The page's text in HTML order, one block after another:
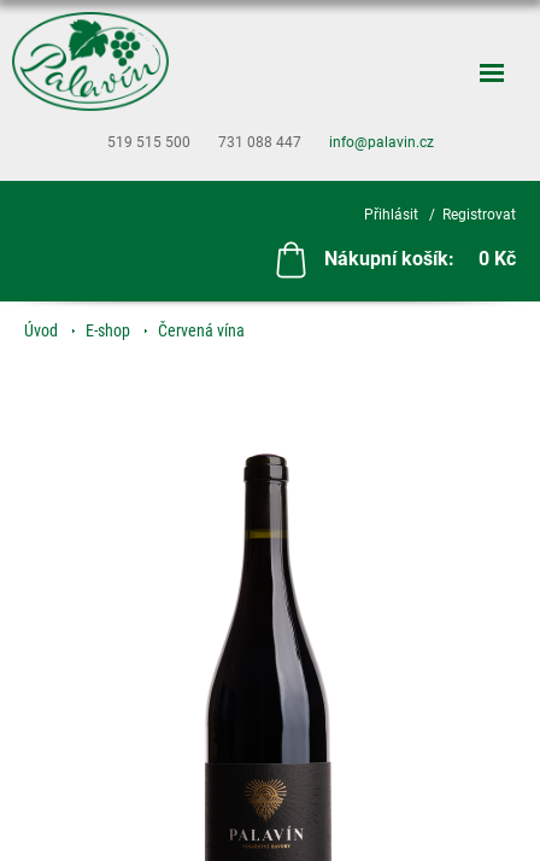
519 515 500 731 088 447 info@palavin.cz
Přihlásit Registrovat
Nákupní košík: 0 Kč
Úvod E-shop Červená vína